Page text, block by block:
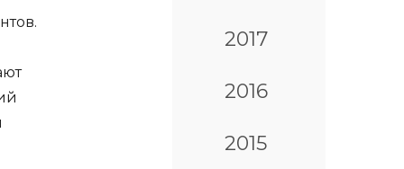
2017
2016
2015